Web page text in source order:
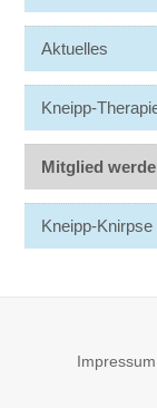
Aktuelles
Kneipp-
Mitglied
Kneipp-Knirpse
Impressum